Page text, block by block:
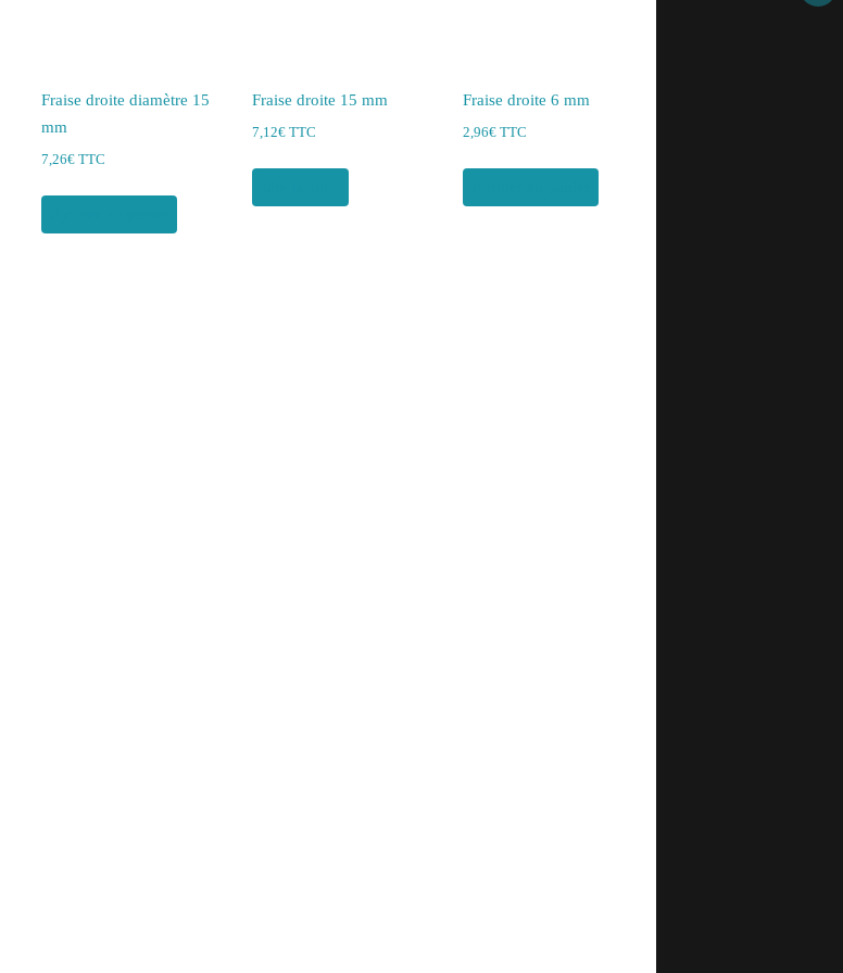
Fraise droite diamètre 15
mm
7,26€ TTC
Fraise droite 15 mm
7,12€ TTC
Fraise droite 6 mm
2,96€ TTC